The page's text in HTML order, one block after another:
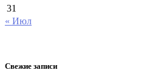
31
« Июл
Свежие записи